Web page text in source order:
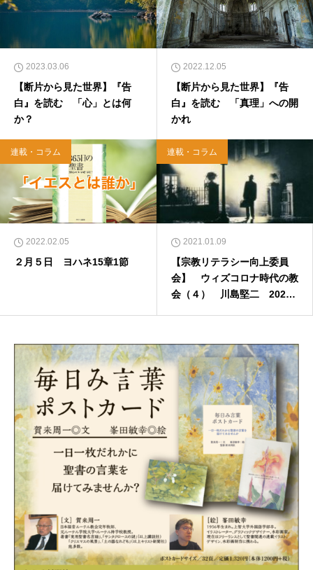
2023.03.06
【断片から見た世界】『告
白』を読む 「心」とは何
か？
2022.12.05
【断片から見た世界】『告
白』を読む 「真理」への開
かれ
連載・コラム
2022.02.05
２月５日 ヨハネ15章1節
連載・コラム
2021.01.09
【宗教リテラシー向上委員
会】 ウィズコロナ時代の教
会（４） 川島堅二 2021